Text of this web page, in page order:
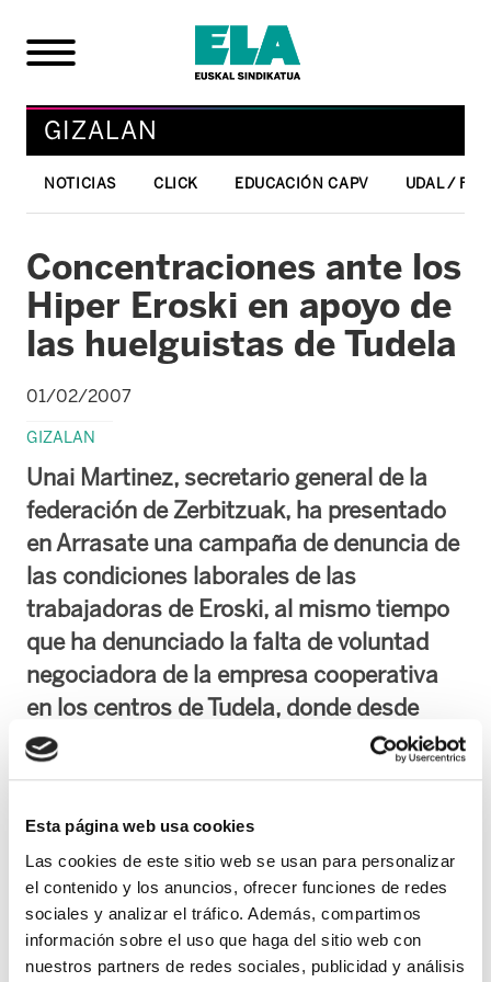
Esta página web usa cookies
Las cookies de este sitio web se usan para personalizar
el contenido y los anuncios, ofrecer funciones de redes
sociales y analizar el tráfico. Además, compartimos
información sobre el uso que haga del sitio web con
nuestros partners de redes sociales, publicidad y análisis
GIZALAN
NOTICIAS CLICK EDUCACIÓN CAPV UDAL /
Concentraciones ante los
Hiper Eroski en apoyo de
las huelguistas de Tudela
01/02/2007
GIZALAN
Unai Martinez, secretario general de la
federación de Zerbitzuak, ha presentado
en Arrasate una campaña de denuncia de
las condiciones laborales de las
trabajadoras de Eroski, al mismo tiempo
que ha denunciado la falta de voluntad
negociadora de la empresa cooperativa
en los centros de Tudela, donde desde
hace varios meses la plantilla viene
protagonizando paros intermitentes en
salariales dignas.
La campaña incluye, además de un reparto masivo de hojas informativas,
Grupo Mondragón el día 9 de febrero.